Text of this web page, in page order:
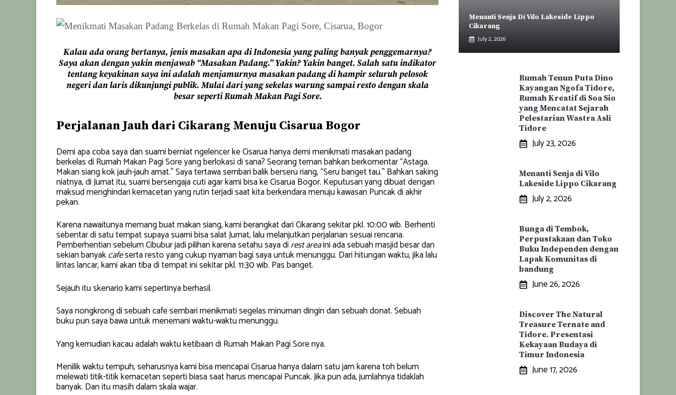
Kalau ada orang bertanya, jenis masakan apa di Indonesia yang paling banyak penggemarnya?
Saya akan dengan yakin menjawab “Masakan Padang.” Yakin? Yakin banget. Salah satu indikator
tentang keyakinan saya ini adalah menjamurnya masakan padang di hampir seluruh pelosok
negeri dan laris dikunjungi publik. Mulai dari yang sekelas warung sampai resto dengan skala
besar seperti Rumah Makan Pagi Sore.
Perjalanan Jauh dari Cikarang Menuju Cisarua Bogor
Demi apa coba saya dan suami berniat ngelencer ke Cisarua hanya demi menikmati masakan padang
berkelas di Rumah Makan Pagi Sore yang berlokasi di sana? Seorang teman bahkan berkomentar “Astaga.
Makan siang kok jauh-jauh amat.” Saya tertawa sembari balik berseru riang, “Seru banget tau.” Bahkan saking
niatnya, di Jumat itu, suami bersengaja cuti agar kami bisa ke Cisarua Bogor. Keputusan yang dibuat dengan
maksud menghindari kemacetan yang rutin terjadi saat kita berkendara menuju kawasan Puncak di akhir
pekan.
Karena nawaitunya memang buat makan siang, kami berangkat dari Cikarang sekitar pkl. 10:00 wib. Berhenti
sebentar di satu tempat supaya suami bisa salat Jumat, lalu melanjutkan perjalanan sesuai rencana.
Pemberhentian sebelum Cibubur jadi pilihan karena setahu saya di rest areaini ada sebuah masjid besar dan
sekian banyakcafeserta resto yang cukup nyaman bagi saya untuk menunggu. Dari hitungan waktu, jika lalu
lintas lancar, kami akan tiba di tempat ini sekitar pkl. 11:30 wib. Pas banget.
Sejauh itu skenario kami sepertinya berhasil.
Saya nongkrong di sebuah cafe sembari menikmati segelas minuman dingin dan sebuah donat. Sebuah
buku pun saya bawa untuk menemani waktu-waktu menunggu.
Yang kemudian kacau adalah waktu ketibaan di Rumah Makan Pagi Sore nya.
Menilik waktu tempuh, seharusnya kami bisa mencapai Cisarua hanya dalam satu jam karena toh belum
melewati titik-titik kemacetan seperti biasa saat harus mencapai Puncak. Jika pun ada, jumlahnya tidaklah
banyak. Dan itu masih dalam skala wajar.
Menanti Senja Di Vilo Lakeside Lippo
Cikarang
July 2, 2026
Rumah Tenun Puta Dino
Kayangan Ngofa Tidore,
Rumah Kreatif di Soa Sio
yang Mencatat Sejarah
Pelestarian Wastra Asli
Tidore
July 23, 2026
Menanti Senja di Vilo
Lakeside Lippo Cikarang
July 2, 2026
Bunga di Tembok,
Perpustakaan dan Toko
Buku Independen dengan
Lapak Komunitas di
bandung
June 26, 2026
Discover The Natural
Treasure Ternate and
Tidore. Presentasi
Kekayaan Budaya di
Timur Indonesia
June 17, 2026